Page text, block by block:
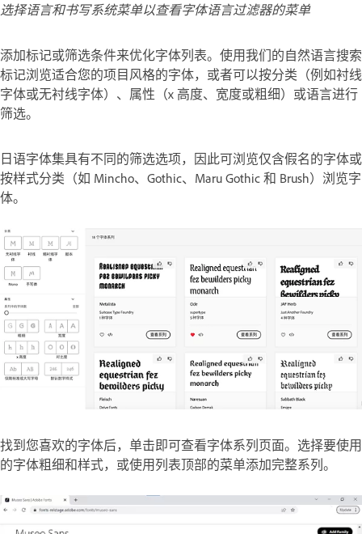
选择语言和书写系统菜单以查看字体语言过滤器的菜单
添加标记或筛选条件来优化字体列表。使用我们的自然语言搜索
标记浏览适合您的项目风格的字体，或者可以按分类（例如衬线
字体或无衬线字体）、属性（x 高度、宽度或粗细）或语言进行
筛选。
日语字体集具有不同的筛选选项，因此可浏览仅含假名的字体或
按样式分类（如 Mincho、Gothic、Maru Gothic 和 Brush）浏览字
体。
找到您喜欢的字体后，单击即可查看字体系列页面。选择要使用
的字体粗细和样式，或使用列表顶部的菜单添加完整系列。